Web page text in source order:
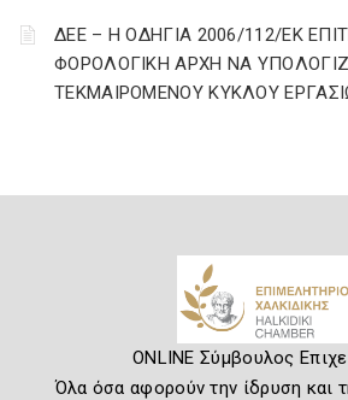
ΔΕΕ – Η ΟΔΗΓΙΑ 2006/112/ΕΚ
ΦΟΡΟΛΟΓΙΚΗ ΑΡΧΗ ΝΑ
ΤΕΚΜΑΙΡΟΜΕΝΟΥ ΚΥΚΛΟΥ
ONLINE Σύμβουλος
Όλα όσα αφορούν την ίδρυση και